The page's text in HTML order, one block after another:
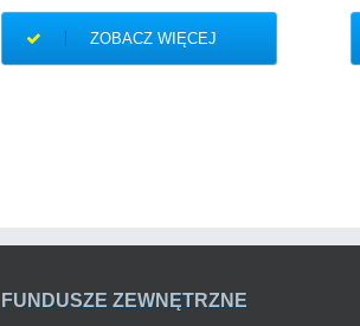
ZOBACZ WIĘCEJ
FUNDUSZE ZEWNĘTRZNE